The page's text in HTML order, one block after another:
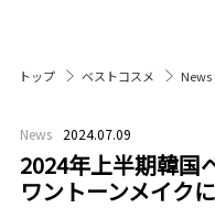
トップ ベストコスメ News
News 2024.07.09
2024年上半期韓国
ワントーンメイク